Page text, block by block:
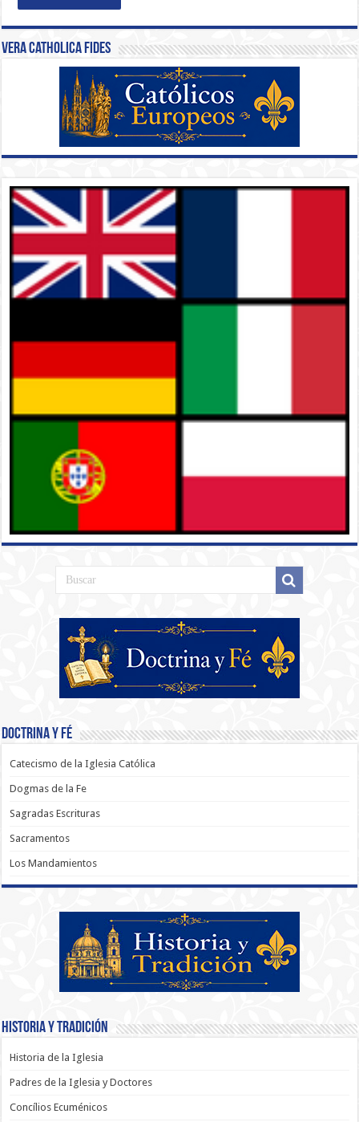
Vera Catholica Fides
Doctrina y Fé
Catecismo de la Iglesia Católica
Dogmas de la Fe
Sagradas Escrituras
Sacramentos
Los Mandamientos
Historia y Tradición
Historia de la Iglesia
Padres de la Iglesia y Doctores
Concílios Ecuménicos